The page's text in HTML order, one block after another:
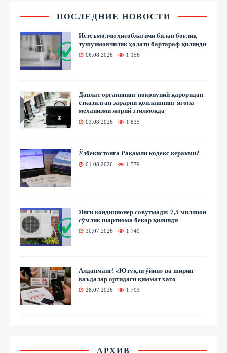
ПОСЛЕДНИЕ НОВОСТИ
Истеъмолчи ҳисоблагичи билан боғлиқ
тушунмовчилик ҳолати бартараф қилинди
06.08.2026 1 156
Давлат органининг ноқонуний қароридан
етказилган зарарни қоплашнинг ягона
механизми жорий этилмоқда
03.08.2026 1 835
Ўзбекистонга Рақамли кодекс керакми?
01.08.2026 1 579
Янги кондиционер совутмади: 7,5 миллион
сўмлик шартнома бекор қилинди
30.07.2026 1 749
Алданманг! «Ютуқли ўйин» ва ширин
ваъдалар ортидаги қиммат хато
28.07.2026 1 793
АРХИВ